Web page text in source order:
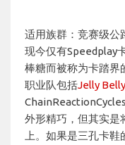
适用族群：竞赛级公
现今仅有Speedplay
棒糖而被称为卡踏界
职业队包括Jelly Belly
外形精巧，但其实是
上。如果是三孔卡